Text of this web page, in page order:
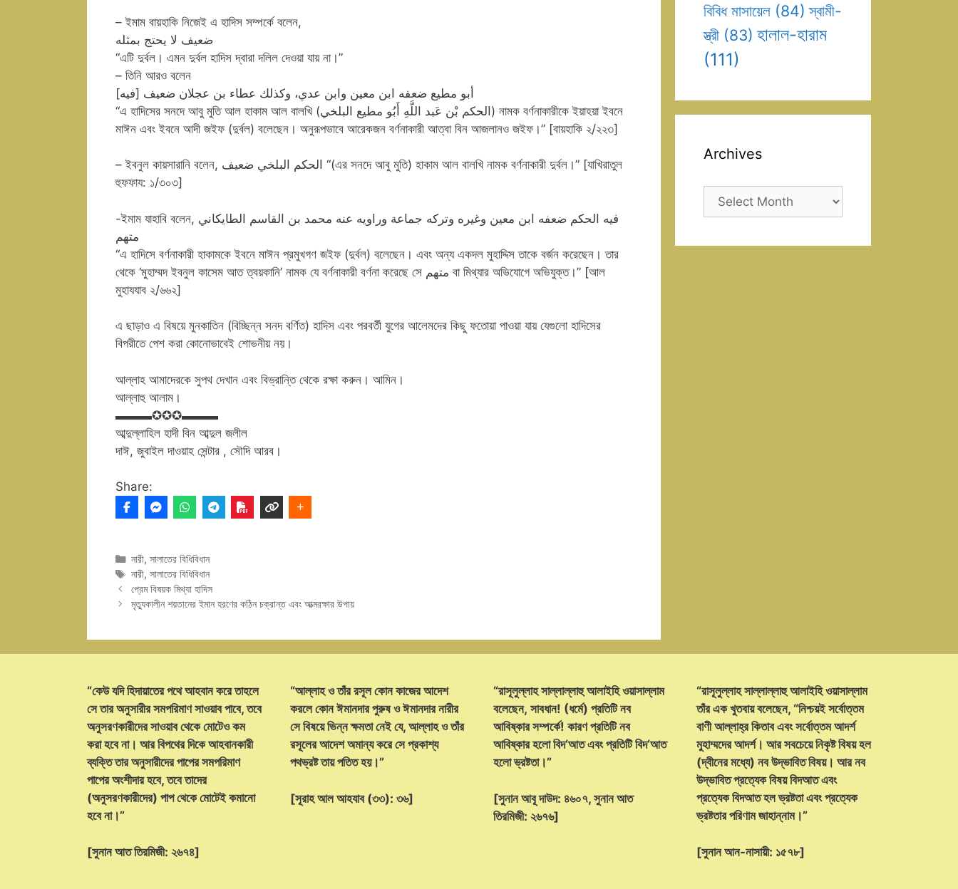
– ইমাম বায়হাকি নিজেই এ হাদিস সম্পর্কে বলেন,
ضعيف لا يحتج بمثله
“এটি দুর্বল। এমন দুর্বল হাদিস দ্বারা দলিল দেওয়া যায় না।”
– তিনি আরও বলেন
[فيه] أبو مطيع ضعفه ابن معين وابن عدي، وكذلك عطاء بن عجلان ضعيف
“এ হাদিসের সনদে আবু মুতি আল হাকাম আল বালখি (الحكم بْن عَبد اللَّهِ أَبُو مطيع البلخي) নামক বর্ণনাকারীকে ইয়াহয়া ইবনে
মাঈন এবং ইবনে আদী জইফ (দুর্বল) বলেছেন। অনুরূপভাবে আরেকজন বর্ণনাকারী আত্বা বিন আজলানও জইফ।” [বায়হাকি ২/২২৩]
– ইবনুল কায়সারানি বলেন, الحكم البلخي ضعيف “(এর সনদে আবু মুতি) হাকাম আল বালখি নামক বর্ণনাকারী দুর্বল।” [যাখিরাতুল
হুফফায: ১/৩০৩]
-ইমাম যাহাবি বলেন, فيه الحكم ضعفه ابن معين وغيره وتركه جماعة وراويه عنه محمد بن القاسم الطايكاني
متهم
“এ হাদিসে বর্ণনাকারী হাকামকে ইবনে মাঈন প্রমুখগণ জইফ (দুর্বল) বলেছেন। এবং অন্য একদল মুহাদ্দিস তাকে বর্জন করেছেন। তার
থেকে ‘মুহাম্মদ ইবনুল কাসেম আত ত্বয়কানি’ নামক যে বর্ণনাকারী বর্ণনা করেছে সে متهم বা মিথ্যার অভিযোগে অভিযুক্ত।” [আল
মুহাযযাব ২/৬৬২]
এ ছাড়াও এ বিষয়ে মুনকাতিন (বিচ্ছিন্ন সনদ বর্ণিত) হাদিস এবং পরবর্তী যুগের আলেমদের কিছু ফতোয়া পাওয়া যায় যেগুলো হাদিসের
বিপরীতে পেশ করা কোনোভাবেই শোভনীয় নয়।
আল্লাহ আমাদেরকে সুপথ দেখান এবং বিভ্রান্তি থেকে রক্ষা করুন। আমিন।
আল্লাহু আলাম।
▬▬▬✪✪✪▬▬▬
আব্দুল্লাহিল হাদী বিন আব্দুল জলীল
দাঈ, জুবাইল দাওয়াহ সেন্টার , সৌদি আরব।
Share:
Categories
নারী, সালাতের বিধিবিধান
Tags
নারী, সালাতের বিধিবিধান
প্রেম বিষয়ক মিথ্যা হাদিস
মৃত্যুকালীন শয়তানের ইমান হরণের কঠিন চক্রান্ত এবং আত্মরক্ষার উপায়
বিবিধ মাসায়েল (84) স্বামী-
স্ত্রী (83) হালাল-হারাম
(111)
Archives
Archives
“কেউ যদি হিদায়াতের পথে আহবান করে তাহলে
সে তার অনুসারীর সমপরিমাণ সাওয়াব পাবে, তবে
অনুসরণকারীদের সাওয়াব থেকে মোটেও কম
করা হবে না। আর বিপথের দিকে আহবানকারী
ব্যক্তি তার অনুসারীদের পাপের সমপরিমাণ
পাপের অংশীদার হবে, তবে তাদের
(অনুসরণকারীদের) পাপ থেকে মোটেই কমানো
হবে না।”
[সুনান আত তিরমিজী: ২৬৭৪]
“আল্লাহ ও তাঁর রসূল কোন কাজের আদেশ
করলে কোন ঈমানদার পুরুষ ও ঈমানদার নারীর
সে বিষয়ে ভিন্ন ক্ষমতা নেই যে, আল্লাহ ও তাঁর
রসূলের আদেশ অমান্য করে সে প্রকাশ্য
পথভ্রষ্ট তায় পতিত হয়।”
[সূরাহ আল আহযাব (৩৩): ৩৬]
“রাসূলুল্লাহ সাল্লাল্লাহু আলাইহি ওয়াসাল্লাম
বলেছেন, সাবধান! (ধর্মে) প্রতিটি নব
আবিষ্কার সম্পর্কে! কারণ প্রতিটি নব
আবিষ্কার হলো বিদ‘আত এবং প্রতিটি বিদ‘আত
হলো ভ্রষ্টতা।”
[সুনান আবূ দাউদ: ৪৬০৭, সুনান আত
তিরমিজী: ২৬৭৬]
“রাসূলুল্লাহ সাল্লাল্লাহু আলাইহি ওয়াসাল্লাম
তাঁর এক খুতবায় বলেছেন, “নিশ্চয়ই সর্বোত্তম
বাণী আল্লাহ্‌র কিতাব এবং সর্বোত্তম আদর্শ
মুহাম্মদের আদর্শ। আর সবচেয়ে নিকৃষ্ট বিষয় হল
(দ্বীনের মধ্যে) নব উদ্ভাবিত বিষয়। আর নব
উদ্ভাবিত প্রত্যেক বিষয় বিদআত এবং
প্রত্যেক বিদআত হল ভ্রষ্টতা এবং প্রত্যেক
ভ্রষ্টতার পরিণাম জাহান্নাম।”
[সুনান আন-নাসায়ী: ১৫৭৮]